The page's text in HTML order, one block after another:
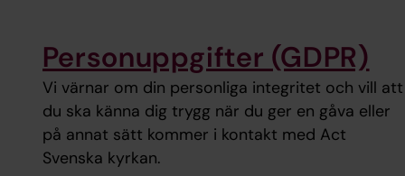
Personuppgifter (GDPR)
Vi värnar om din personliga integritet och vill att
du ska känna dig trygg när du ger en gåva eller
på annat sätt kommer i kontakt med Act
Svenska kyrkan.